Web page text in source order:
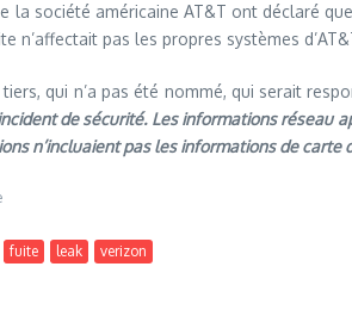
la société américaine AT&T ont déclaré
n’affectait pas les propres systèmes
tiers, qui n’a pas été nommé, qui serait
de sécurité. Les informations
n’incluaient pas les informations de
fuite leak verizon